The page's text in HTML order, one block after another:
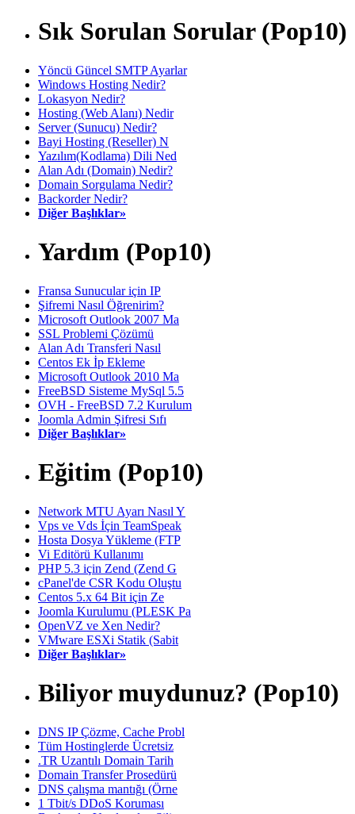
Sık Sorulan Sorular (Pop10)
Yöncü Güncel SMTP Ayarlar
Windows Hosting Nedir?
Lokasyon Nedir?
Hosting (Web Alanı) Nedir
Server (Sunucu) Nedir?
Bayi Hosting (Reseller) N
Yazılım(Kodlama) Dili Ned
Alan Adı (Domain) Nedir?
Domain Sorgulama Nedir?
Backorder Nedir?
Diğer Başlıklar»
Yardım (Pop10)
Fransa Sunucular için IP
Şifremi Nasıl Öğrenirim?
Microsoft Outlook 2007 Ma
SSL Problemi Çözümü
Alan Adı Transferi Nasıl
Centos Ek İp Ekleme
Microsoft Outlook 2010 Ma
FreeBSD Sisteme MySql 5.5
OVH - FreeBSD 7.2 Kurulum
Joomla Admin Şifresi Sıfı
Diğer Başlıklar»
Eğitim (Pop10)
Network MTU Ayarı Nasıl Y
Vps ve Vds İçin TeamSpeak
Hosta Dosya Yükleme (FTP
Vi Editörü Kullanımı
PHP 5.3 için Zend (Zend G
cPanel'de CSR Kodu Oluştu
Centos 5.x 64 Bit için Ze
Joomla Kurulumu (PLESK Pa
OpenVZ ve Xen Nedir?
VMware ESXi Statik (Sabit
Diğer Başlıklar»
Biliyor muydunuz? (Pop10)
DNS IP Çözme, Cache Probl
Tüm Hostinglerde Ücretsiz
.TR Uzantılı Domain Tarih
Domain Transfer Prosedürü
DNS çalışma mantığı (Örne
1 Tbit/s DDoS Koruması